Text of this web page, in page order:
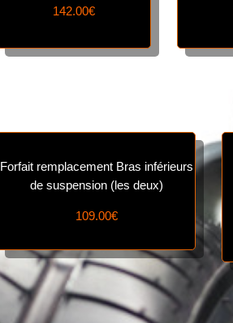
142.00€
Forfait remplacement Bras inférieurs
de suspension (les deux)
109.00€